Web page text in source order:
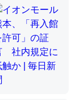
て両方に不